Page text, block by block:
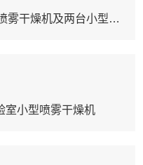
武汉华中某大学订购陶瓷造粒喷雾干燥机及两台小型喷雾干燥机
室小型喷雾干燥机